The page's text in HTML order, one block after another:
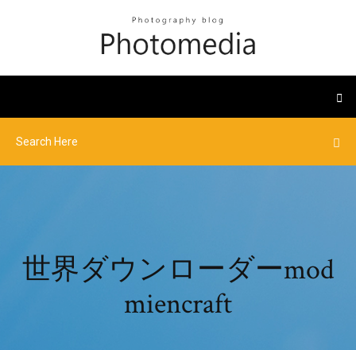
世界ダウンローダーmod
miencraft